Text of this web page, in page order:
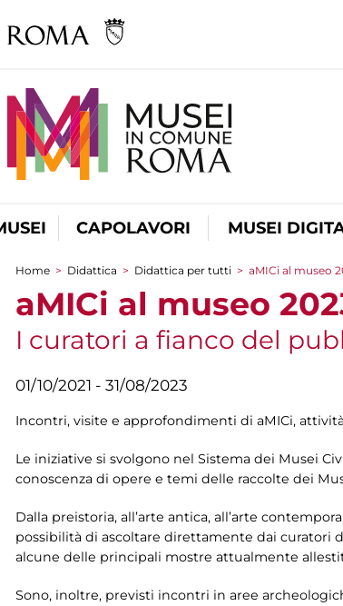
CAPOLAVORI MUSEI
Tu sei qui
Home > Didattica > Didattica per tutti > aMICi al museo
aMICi al museo
I curatori a fianco del
01/10/2021 - 31/08/2023
Incontri, visite e approfondimenti di aMICi,
Le iniziative si svolgono nel Sistema dei Musei
conoscenza di opere e temi delle raccolte dei
Dalla preistoria, all’arte antica, all’arte
possibilità di ascoltare direttamente dai curatori
alcune delle principali mostre attualmente
Sono, inoltre, previsti incontri in aree